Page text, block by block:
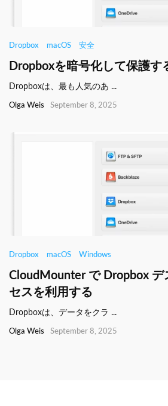
Dropbox macOS 安全
Dropboxを暗号化して保護す
Dropboxは、最も人気のあ ...
Olga Weis September 8, 2025
Dropbox macOS Windows
CloudMounter で Dropbox デ
セスを利用する
Dropboxは、データをクラ ...
Olga Weis September 8, 2025